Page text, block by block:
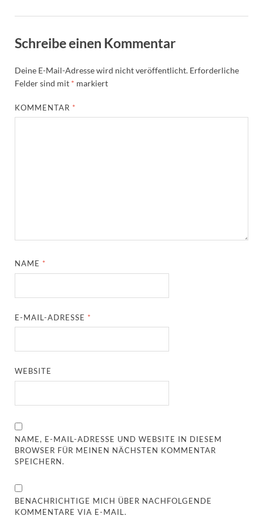
Schreibe einen Kommentar
Deine E-Mail-Adresse wird nicht veröffentlicht. Erforderliche
Felder sind mit * markiert
KOMMENTAR *
NAME *
E-MAIL-ADRESSE *
WEBSITE
NAME, E-MAIL-ADRESSE UND WEBSITE IN DIESEM
BROWSER FÜR MEINEN NÄCHSTEN KOMMENTAR
SPEICHERN.
BENACHRICHTIGE MICH ÜBER NACHFOLGENDE
KOMMENTARE VIA E-MAIL.